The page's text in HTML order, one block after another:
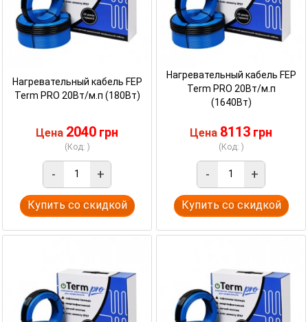
Нагревательный кабель FEP
Term PRO 20Вт/м.п (180Вт)
Цена 2040 грн
(Код: )
- +
Купить со скидкой
Нагревательный кабель FEP
Term PRO 20Вт/м.п
(1640Вт)
Цена 8113 грн
(Код: )
- +
Купить со скидкой